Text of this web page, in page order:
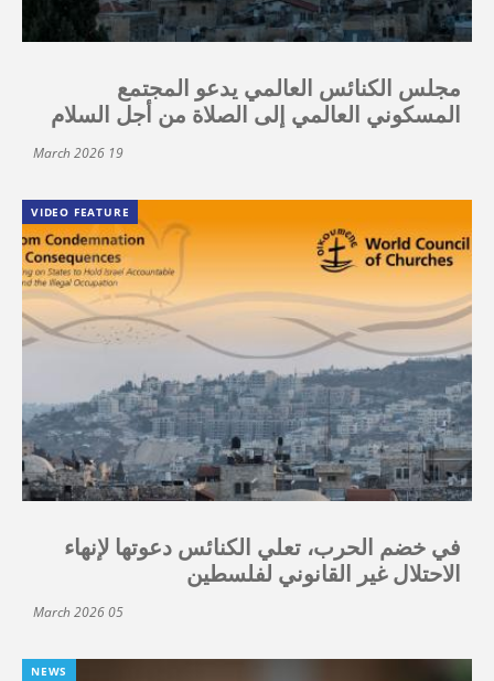
مجلس الكنائس العالمي يدعو المجتمع
المسكوني العالمي إلى الصلاة من أجل السلام
19 March 2026
VIDEO FEATURE
في خضم الحرب، تعلي الكنائس دعوتها لإنهاء
الاحتلال غير القانوني لفلسطين
05 March 2026
NEWS